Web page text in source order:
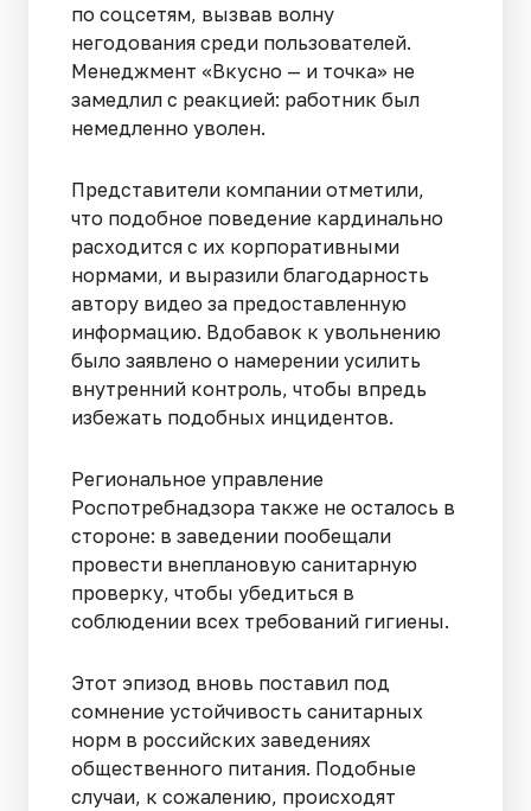
по соцсетям, вызвав волну
негодования среди пользователей.
Менеджмент «Вкусно — и точка» не
замедлил с реакцией: работник был
немедленно уволен.
Представители компании отметили,
что подобное поведение кардинально
расходится с их корпоративными
нормами, и выразили благодарность
автору видео за предоставленную
информацию. Вдобавок к увольнению
было заявлено о намерении усилить
внутренний контроль, чтобы впредь
избежать подобных инцидентов.
Региональное управление
Роспотребнадзора также не осталось в
стороне: в заведении пообещали
провести внеплановую санитарную
проверку, чтобы убедиться в
соблюдении всех требований гигиены.
Этот эпизод вновь поставил под
сомнение устойчивость санитарных
норм в российских заведениях
общественного питания. Подобные
случаи, к сожалению, происходят